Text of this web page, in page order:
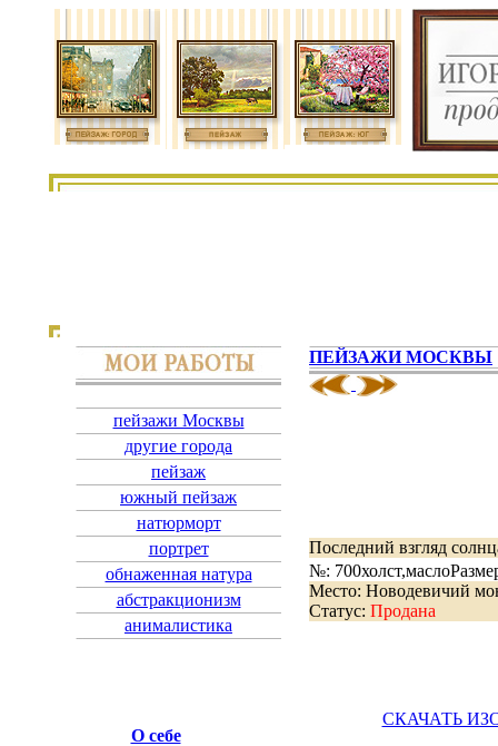
пейзажи Москвы
другие города
пейзаж
южный пейзаж
натюрморт
портрет
обнаженная натура
абстракционизм
анималистика
О себе
ПЕЙЗАЖИ МОСКВЫ
Последний взгляд
№: 700холст,масло
Место: Новодевичий
Статус: Продана
СКАЧАТЬ